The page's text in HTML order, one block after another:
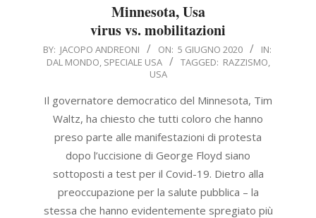
Minnesota, Usa
virus vs. mobilitazioni
2020-
06-
BY: JACOPO ANDREONI ON: 5 GIUGNO 2020
IN:
DAL MONDO, SPECIALE USA TAGGED: RAZZISMO,
USA
Il governatore democratico del Minnesota, Tim
Waltz, ha chiesto che tutti coloro che hanno
preso parte alle manifestazioni di protesta
dopo l’uccisione di George Floyd siano
sottoposti a test per il Covid-19. Dietro alla
preoccupazione per la salute pubblica – la
stessa che hanno evidentemente spregiato più